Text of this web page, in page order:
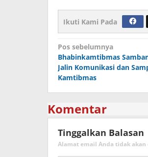
Ikuti Kami Pada
Navigasi
pos
Pos sebelumnya
Bhabinkamtibmas
Jalin Komunikasi dan
Kamtibmas
Komentar
Tinggalkan Balasan
Alamat email Anda tidak